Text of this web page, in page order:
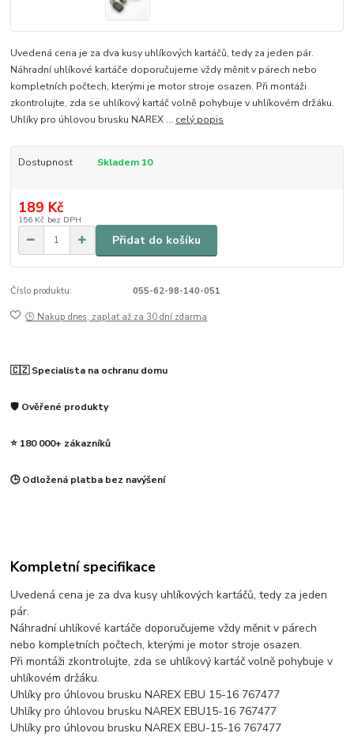
Uvedená cena je za dva kusy uhlíkových kartáčů, tedy za jeden pár.
Náhradní uhlíkové kartáče doporučujeme vždy měnit v párech nebo
kompletních počtech, kterými je motor stroje osazen. Při montáži
zkontrolujte, zda se uhlíkový kartáč volně pohybuje v uhlíkovém držáku.
Uhlíky pro úhlovou brusku NAREX ... celý popis
Dostupnost Skladem 10
189 Kč
156 Kč bez DPH
Přidat do košíku
Číslo produktu: 055-62-98-140-051
🕒 Nakup dnes, zaplať až za 30 dní zdarma
🇨🇿 Specialista na ochranu domu
🛡️ Ověřené produkty
⭐ 180 000+ zákazníků
🕒 Odložená platba bez navýšení
Kompletní specifikace
Uvedená cena je za dva kusy uhlíkových kartáčů, tedy za jeden
pár.
Náhradní uhlíkové kartáče doporučujeme vždy měnit v párech
nebo kompletních počtech, kterými je motor stroje osazen.
Při montáži zkontrolujte, zda se uhlíkový kartáč volně pohybuje v
uhlíkovém držáku.
Uhlíky pro úhlovou brusku NAREX EBU 15-16 767477
Uhlíky pro úhlovou brusku NAREX EBU15-16 767477
Uhlíky pro úhlovou brusku NAREX EBU-15-16 767477